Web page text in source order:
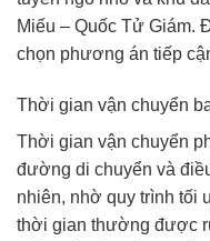
Miếu – Quốc Tử Giám.
chọn phương án tiếp
Thời gian vận chuyển
Thời gian vận chuyển
đường di chuyển và
nhiên, nhờ quy trình tối
thời gian thường được